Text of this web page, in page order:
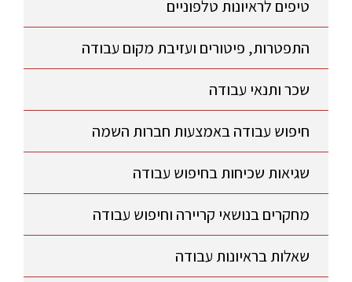
טיפים לראיונות טלפוניים
התפטרות, פיטורים ועזיבת מקום עבודה
שכר ותנאי עבודה
חיפוש עבודה באמצעות חברות השמה
שגיאות שכיחות בחיפוש עבודה
מחקרים בנושאי קריירה וחיפוש עבודה
שאלות בראיונות עבודה